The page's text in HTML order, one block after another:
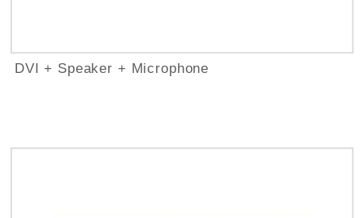
DVI + Speaker + Microphone